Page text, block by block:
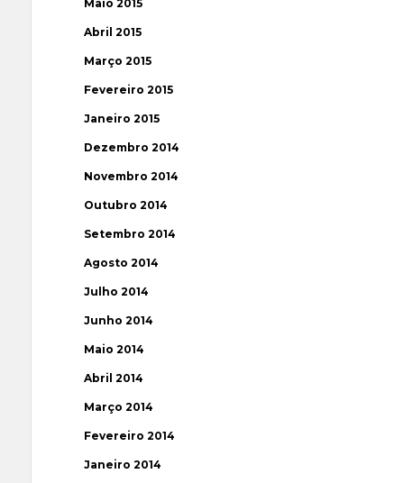
Maio 2015
Abril 2015
Março 2015
Fevereiro 2015
Janeiro 2015
Dezembro 2014
Novembro 2014
Outubro 2014
Setembro 2014
Agosto 2014
Julho 2014
Junho 2014
Maio 2014
Abril 2014
Março 2014
Fevereiro 2014
Janeiro 2014